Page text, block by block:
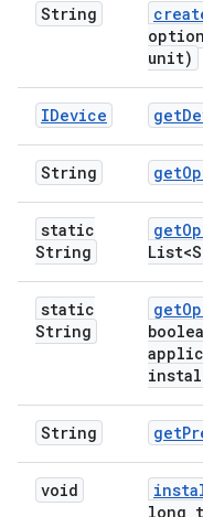
String
unit)
IDevice get
String get
static
String
get
static
String
get
String get
void
long